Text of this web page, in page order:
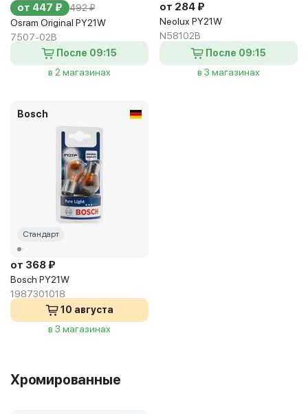
от 447 ₽ 492 ₽
Osram Original PY21W
7507-02B
После 09:15
в 2 магазинах
от 284 ₽
Neolux PY21W
N58102B
После 09:15
в 3 магазинах
Bosch
Стандарт
от 368 ₽
Bosch PY21W
1987301018
10 августа
в 3 магазинах
Хромированные